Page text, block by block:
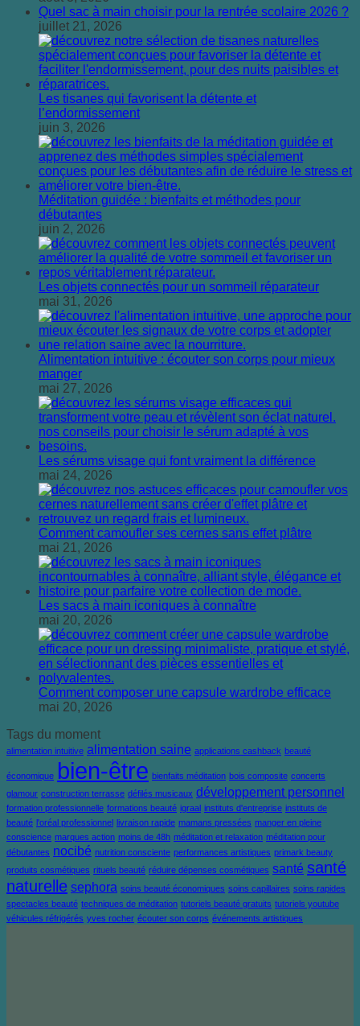
Quel sac à main choisir pour la rentrée scolaire 2026 ?
juillet 21, 2026
Les tisanes qui favorisent la détente et
l’endormissement
juin 3, 2026
Méditation guidée : bienfaits et méthodes pour
débutantes
juin 2, 2026
Les objets connectés pour un sommeil réparateur
mai 31, 2026
Alimentation intuitive : écouter son corps pour mieux
manger
mai 27, 2026
Les sérums visage qui font vraiment la différence
mai 24, 2026
Comment camoufler ses cernes sans effet plâtre
mai 21, 2026
Les sacs à main iconiques à connaître
mai 20, 2026
Comment composer une capsule wardrobe efficace
mai 20, 2026
Tags du moment
alimentation intuitive alimentation saine applications cashback beauté
économique bien-être bienfaits méditation bois composite concerts
glamour construction terrasse défilés musicaux développement personnel
formation professionnelle formations beauté igraal instituts d'entreprise instituts de
beauté l'oréal professionnel livraison rapide mamans pressées manger en pleine
conscience marques action moins de 48h méditation et relaxation méditation pour
débutantes nocibé nutrition consciente performances artistiques primark beauty
produits cosmétiques rituels beauté réduire dépenses cosmétiques santé santé
naturelle sephora soins beauté économiques soins capillaires soins rapides
spectacles beauté techniques de méditation tutoriels beauté gratuits tutoriels youtube
véhicules réfrigérés yves rocher écouter son corps événements artistiques